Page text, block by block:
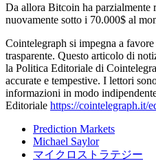
Da allora Bitcoin ha parzialmente
nuovamente sotto i 70.000$ al
Cointelegraph si impegna a
trasparente. Questo articolo di
la Politica Editoriale di
accurate e tempestive. I lettori
informazioni in modo
Editoriale https://cointelegraph.it/
Prediction Markets
Michael Saylor
マイクロストラテジー